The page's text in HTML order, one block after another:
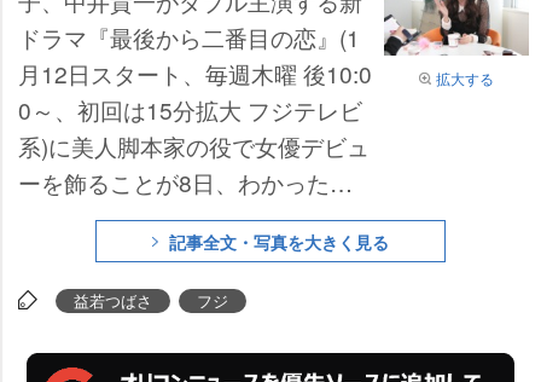
拡大する
ドラマ『最後から二番目の恋』(1
月12日スタート、毎週木曜 後10:0
0～、初回は15分拡大 フジテレビ
系)に美人脚本家の役で女優デビュ
ーを飾ることが8日、わかった。
主人公の45歳の独身女性が持って
いないものを全て持っている“今ど
きの若者”という役どころ。1話か
ラマ初出演の決定は本当に奇跡
記事全文・写真を大きく見る
益若つばさ フジ